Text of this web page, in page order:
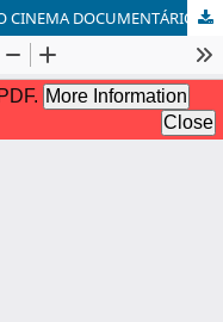
A REPRESENTAÇÃO DA REALIDADE NO CINEMA DOCUMENTÁRIO DE WERNER HERZOG